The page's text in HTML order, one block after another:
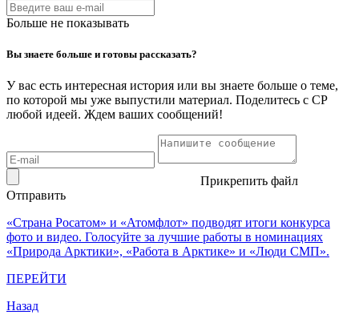
Больше не показывать
Вы знаете больше и готовы рассказать?
У вас есть интересная история или вы знаете больше о теме,
по которой мы уже выпустили материал. Поделитесь с СР
любой идеей. Ждем ваших сообщений!
Прикрепить файл
Отправить
«Страна Росатом» и «Атомфлот» подводят итоги конкурса
фото и видео. Голосуйте за лучшие работы в номинациях
«Природа Арктики», «Работа в Арктике» и «Люди СМП».
ПЕРЕЙТИ
Назад